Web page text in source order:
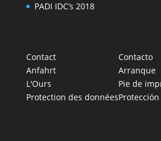
PADI IDC’s 2018
Contact
Anfahrt
L'Ours
Protection des données
Contacto
Arranque
Pie de